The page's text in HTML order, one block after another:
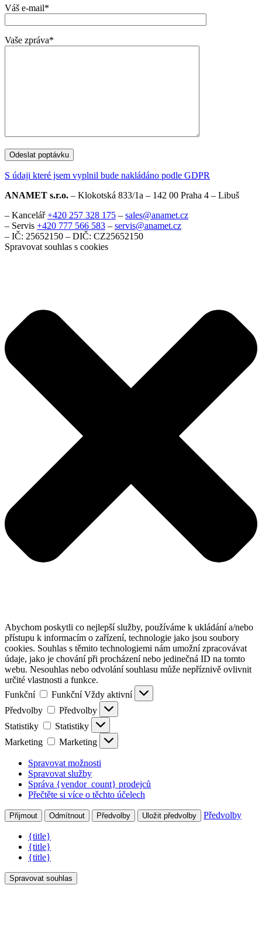
Váš e-mail*
Vaše zpráva*
S údaji které jsem vyplnil bude nakládáno podle GDPR
ANAMET s.r.o. – Klokotská 833/1a – 142 00 Praha 4 – Libuš
– Kancelář+420 257 328 175 – sales@anamet.cz
– Servis +420 777 566 583 – servis@anamet.cz
– IČ: 25652150 – DIČ: CZ25652150
Spravovat souhlas s cookies
Abychom poskytli co nejlepší služby, používáme k ukládání a/nebo
přístupu k informacím o zařízení, technologie jako jsou soubory
cookies. Souhlas s těmito technologiemi nám umožní zpracovávat
údaje, jako je chování při procházení nebo jedinečná ID na tomto
webu. Nesouhlas nebo odvolání souhlasu může nepříznivě ovlivnit
určité vlastnosti a funkce.
Funkční
Funkční Vždy aktivní
Předvolby
Předvolby
Statistiky
Statistiky
Marketing
Marketing
Spravovat možnosti
Spravovat služby
Správa {vendor_count} prodejců
Přečtěte si více o těchto účelech
Přijmout Odmítnout Předvolby Uložit předvolby Předvolby
{title}
{title}
{title}
Spravovat souhlas